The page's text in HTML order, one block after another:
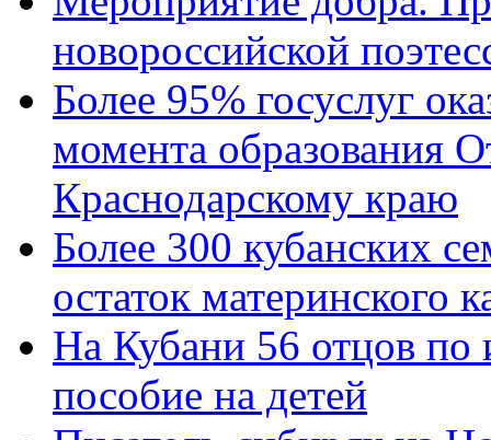
новороссийской
Более 95% госуслуг
момента образования
Краснодарскому краю
Более 300 кубанских
остаток материнского
На Кубани 56 отцов по
пособие на детей